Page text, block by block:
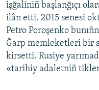
işğaliniñ başlanğıçı
ilân etti. 2015 senesi
Petro Poroşenko
Ğarp memleketleri bir
kirsetti. Rusiye
«tarihiy adaletniñ